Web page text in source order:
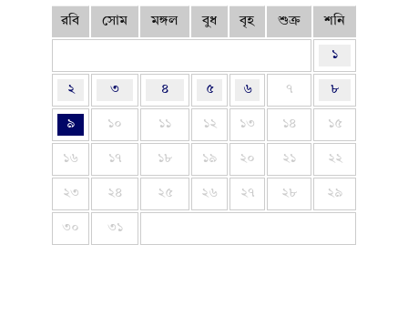
রবি সোম মঙ্গল বুধ বৃহ শুক্র শনি
১
২ ৩ ৪ ৫ ৬ ৭ ৮
৯ ১০ ১১ ১২ ১৩ ১৪ ১৫
১৬ ১৭ ১৮ ১৯ ২০ ২১ ২২
২৩ ২৪ ২৫ ২৬ ২৭ ২৮ ২৯
৩০ ৩১